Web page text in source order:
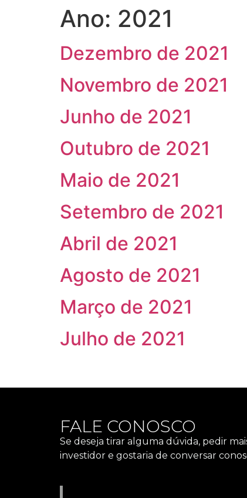
Ano: 2021
Dezembro de 2021
Novembro de 2021
Junho de 2021
Outubro de 2021
Maio de 2021
Setembro de 2021
Abril de 2021
Agosto de 2021
Março de 2021
Julho de 2021
FALE CONOSCO
Se deseja tirar alguma dúvida, pedir
investidor e gostaria de conversar